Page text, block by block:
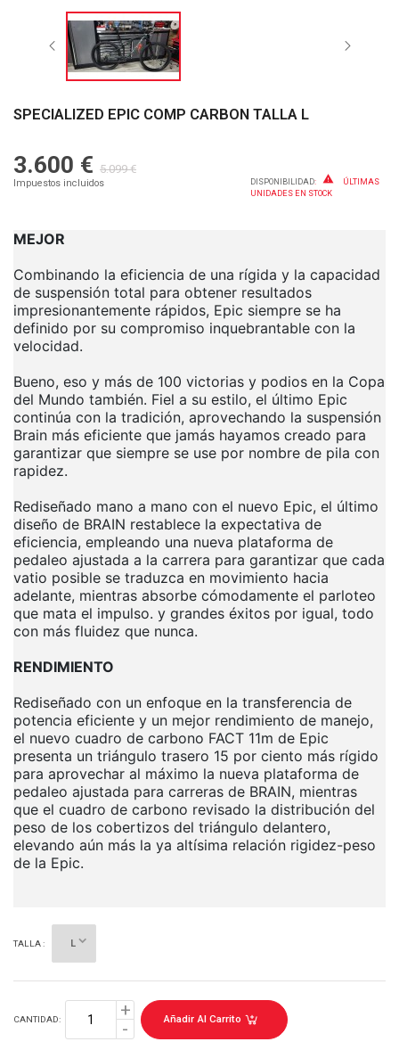
SPECIALIZED EPIC COMP CARBON TALLA L
3.600 € 5.099 €
Impuestos incluidos DISPONIBILIDAD: 
ÚLTIMAS
UNIDADES EN STOCK
MEJOR
Combinando la eficiencia de una rígida y la capacidad
de suspensión total para obtener resultados
impresionantemente rápidos, Epic siempre se ha
definido por su compromiso inquebrantable con la
velocidad.
Bueno, eso y más de 100 victorias y podios en la Copa
del Mundo también. Fiel a su estilo, el último Epic
continúa con la tradición, aprovechando la suspensión
Brain más eficiente que jamás hayamos creado para
garantizar que siempre se use por nombre de pila con
rapidez.
Rediseñado mano a mano con el nuevo Epic, el último
diseño de BRAIN restablece la expectativa de
eficiencia, empleando una nueva plataforma de
pedaleo ajustada a la carrera para garantizar que cada
vatio posible se traduzca en movimiento hacia
adelante, mientras absorbe cómodamente el parloteo
que mata el impulso. y grandes éxitos por igual, todo
con más fluidez que nunca.
RENDIMIENTO
Rediseñado con un enfoque en la transferencia de
potencia eficiente y un mejor rendimiento de manejo,
el nuevo cuadro de carbono FACT 11m de Epic
presenta un triángulo trasero 15 por ciento más rígido
para aprovechar al máximo la nueva plataforma de
pedaleo ajustada para carreras de BRAIN, mientras
que el cuadro de carbono revisado la distribución del
peso de los cobertizos del triángulo delantero,
elevando aún más la ya altísima relación rigidez-peso
de la Epic.
TALLA :
CANTIDAD: Añadir Al Carrito